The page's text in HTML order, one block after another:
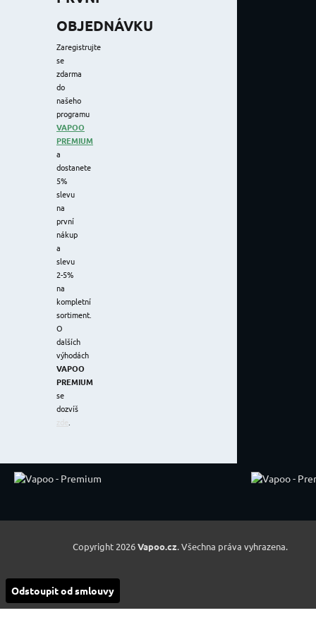
OBJEDNÁVKU
Zaregistrujte
se
zdarma
do
našeho
programu
VAPOO
PREMIUM
a
dostanete
5%
slevu
na
první
nákup
a
slevu
2-5%
na
kompletní
sortiment.
O
dalších
výhodách
VAPOO
PREMIUM
se
dozvíš
Copyright 2026Vapoo.cz. Všechna práva vyhrazena.
Odstoupit od smlouvy